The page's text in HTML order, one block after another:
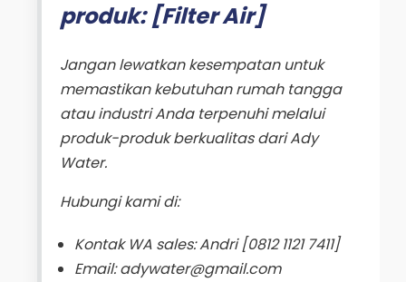
produk: [Filter Air]
Jangan lewatkan kesempatan untuk
memastikan kebutuhan rumah tangga
atau industri Anda terpenuhi melalui
produk-produk berkualitas dari Ady
Water.
Hubungi kami di:
Kontak WA sales: Andri [0812 1121 7411]
Email: adywater@gmail.com